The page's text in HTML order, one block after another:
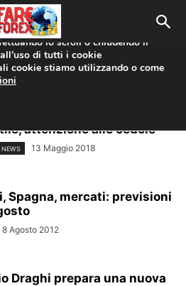
attenzione alle cedole
NEWS 13 Maggio 2018
Spagna, mercati: previsioni
8 Agosto 2012
Draghi prepara una nuova
la migliore esperienza sul nostro
lo scroll o chiudendo il
di tutti i cookie
cookie stiamo utilizzando o come